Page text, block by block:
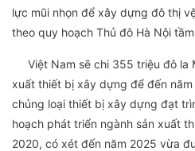
lực mũi nhọn để xây dựng đô thị
theo quy hoạch Thủ đô Hà Nội
Việt Nam sẽ chi 355 triệu đô la
xuất thiết bị xây dựng để đến
chủng loại thiết bị xây dựng đạt
hoạch phát triển ngành sản xuất
2020, có xét đến năm 2025 vừa